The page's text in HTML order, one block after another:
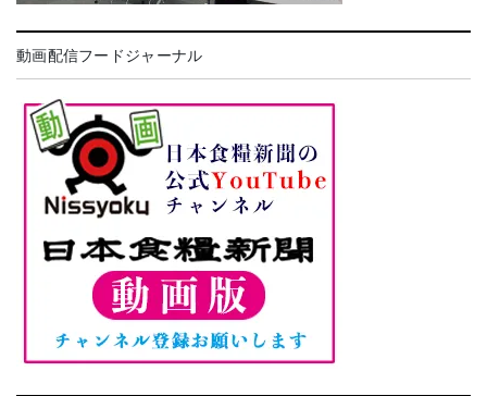
動画配信フードジャーナル